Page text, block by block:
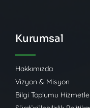
Kurumsal
Hakkımızda
Vizyon & Misyon
Bilgi Toplumu